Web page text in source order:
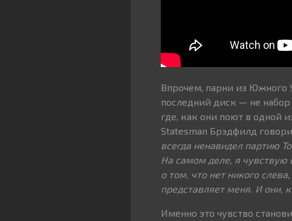
Впрочем, парни из Южного
последний диск — не
где, как они поют в одной
Statesman Брэдфилд
всегда ненавидел партию
На самом деле, я чувствую
о том, что нет никого
представляет меня. И они,
Именно это чувство